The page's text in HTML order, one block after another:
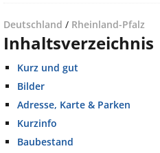
Deutschland / Rheinland-Pfalz
Inhaltsverzeichnis
Kurz und gut
Bilder
Adresse, Karte & Parken
Kurzinfo
Baubestand